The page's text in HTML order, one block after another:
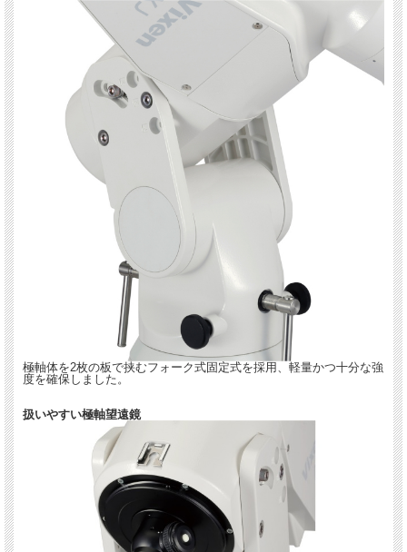
極軸体を2枚の板で挟むフォーク式固定式を採用、軽量かつ十分な強
度を確保しました。
扱いやすい極軸望遠鏡